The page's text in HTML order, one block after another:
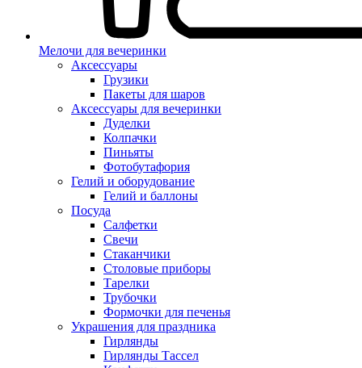
Мелочи для вечеринки
Аксессуары
Грузики
Пакеты для шаров
Аксессуары для вечеринки
Дуделки
Колпачки
Пиньяты
Фотобутафория
Гелий и оборудование
Гелий и баллоны
Посуда
Салфетки
Свечи
Стаканчики
Столовые приборы
Тарелки
Трубочки
Формочки для печенья
Украшения для праздника
Гирлянды
Гирлянды Тассел